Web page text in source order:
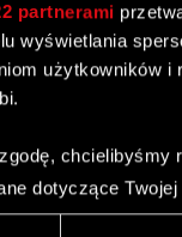
partnerami
wyświetlania
użytkowników i
chcielibyśmy
dotyczące
Twoje urządzenie,
CD
– 1 kw.